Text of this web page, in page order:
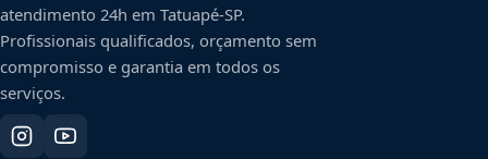
atendimento 24h em Tatuapé-SP.
Profissionais qualificados, orçamento sem
compromisso e garantia em todos os
serviços.